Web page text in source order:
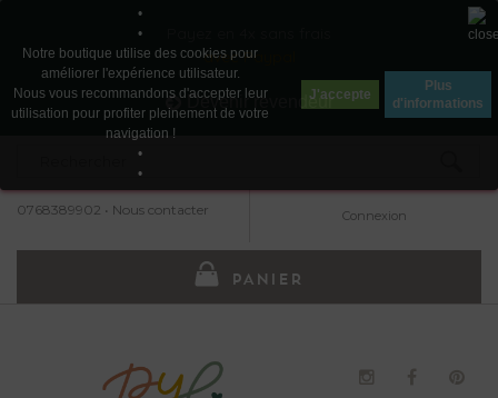
avec Paypal
Devenir revendeur
0768389902 • Nous contacter Connexion
PANIER
•
•
Notre boutique utilise des cookies pour
améliorer l'expérience utilisateur.
Nous vous recommandons d'accepter leur
utilisation pour profiter pleinement de votre
navigation !
•
•
J'accepte
Plus
d'informations